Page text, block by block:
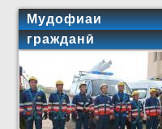
Мудофиаи
гражданӣ